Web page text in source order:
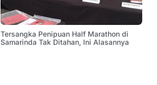
Tersangka Penipuan Half Marathon di
Samarinda Tak Ditahan, Ini Alasannya